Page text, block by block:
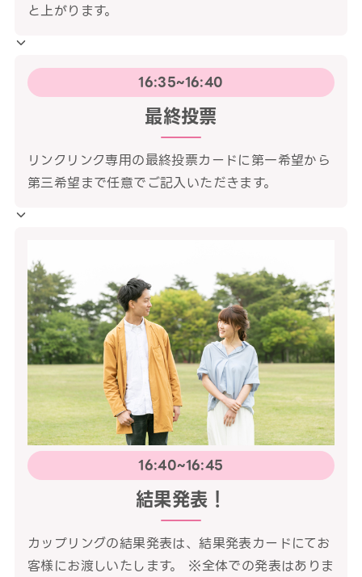
と上がります。
16:35~16:40
最終投票
リンクリンク専用の最終投票カードに第一希望から
第三希望まで任意でご記入いただきます。
16:40~16:45
結果発表！
カップリングの結果発表は、結果発表カードにてお
客様にお渡しいたします。 ※全体での発表はありま